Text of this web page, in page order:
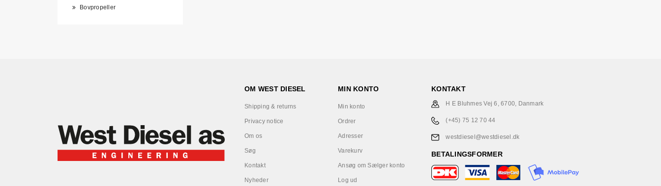
Bovpropeller
OM WEST DIESEL
Shipping & returns
Privacy notice
Om os
Søg
Kontakt
Nyheder
MIN KONTO
Min konto
Ordrer
Adresser
Varekurv
Ansøg om Sælger konto
Log ud
KONTAKT
H E Bluhmes Vej 6, 6700, Danmark
(+45) 75 12 70 44
westdiesel@westdiesel.dk
BETALINGSFORMER